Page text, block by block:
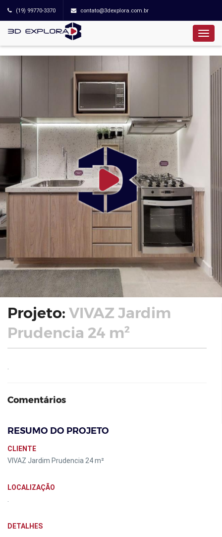
(19) 99770-3370 contato@3dexplora.com.br
Projeto: VIVAZ Jardim
Prudencia 24 m²
Comentários
RESUMO DO PROJETO
CLIENTE
VIVAZ Jardim Prudencia 24 m²
LOCALIZAÇÃO
DETALHES